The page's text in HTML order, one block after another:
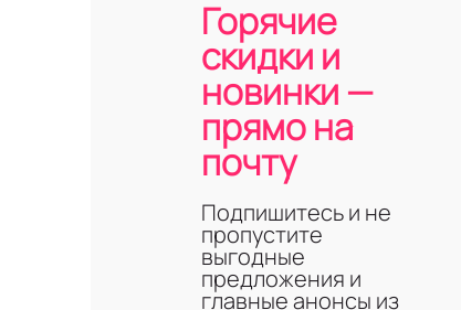
Горячие
скидки и
новинки —
прямо на
почту
Подпишитесь и не
пропустите
выгодные
предложения и
главные анонсы из